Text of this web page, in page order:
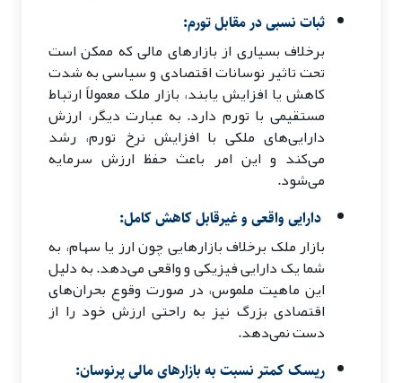
ثبات نسبی در مقابل تورم:
برخلاف بسیاری از بازارهای مالی که ممکن است
تحت تاثیر نوسانات اقتصادی و سیاسی به شدت
کاهش یا افزایش یابند، بازار ملک معمولاً ارتباط
مستقیمی با تورم دارد. به عبارت دیگر، ارزش
دارایی‌های ملکی با افزایش نرخ تورم، رشد
می‌کند و این امر باعث حفظ ارزش سرمایه
می‌شود.
دارایی واقعی و غیرقابل کاهش کامل:
بازار ملک برخلاف بازارهایی چون ارز یا سهام، به
شما یک دارایی فیزیکی و واقعی می‌دهد. به دلیل
این ماهیت ملموس، در صورت وقوع بحران‌های
اقتصادی بزرگ نیز به راحتی ارزش خود را از
دست نمی‌دهد.
ریسک کمتر نسبت به بازارهای مالی پرنوسان: